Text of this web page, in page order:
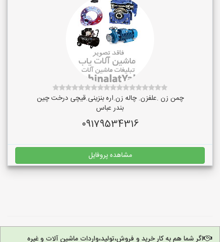
چمن زن .علفزن. چاله زن.اره بنزینی.قیچی درخت چین
بندر عباس
09179534316
مشاهده پروفایل
اگر شما هم به کار خرید و فروش،تولید،واردات ماشین آلات و غیره